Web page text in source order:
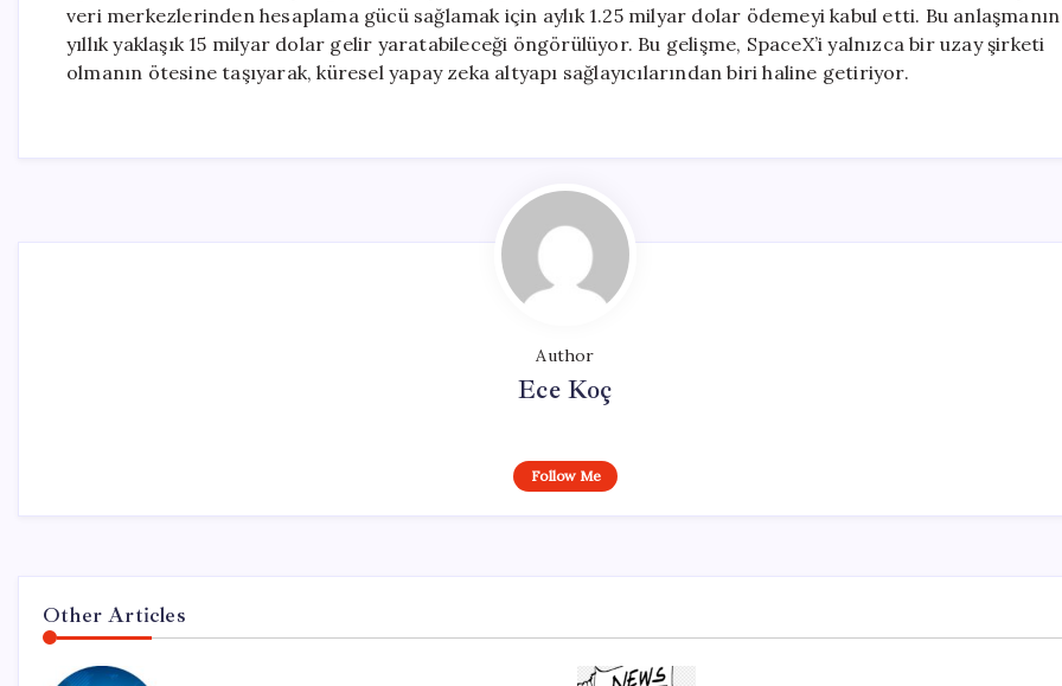
veri merkezlerinden hesaplama gücü sağlamak için aylık 1.25 milyar dolar ödemeyi kabul etti. Bu anlaşmanın
yıllık yaklaşık 15 milyar dolar gelir yaratabileceği öngörülüyor. Bu gelişme, SpaceX’i yalnızca bir uzay şirketi
olmanın ötesine taşıyarak, küresel yapay zeka altyapı sağlayıcılarından biri haline getiriyor.
Author
Ece Koç
Follow Me
Other Articles